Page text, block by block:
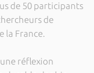
de 50 participants
de
la France.
réflexion